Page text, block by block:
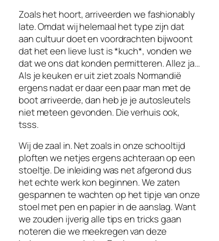
Zoals het hoort, arriveerden we fashionably
late. Omdat wij helemaal het type zijn dat
aan cultuur doet en voordrachten bijwoont
dat het een lieve lust is *kuch*, vonden we
dat we ons dat konden permitteren. Allez ja…
Als je keuken er uit ziet zoals Normandië
ergens nadat er daar een paar man met de
boot arriveerde, dan heb je je autosleutels
niet meteen gevonden. Die verhuis ook,
tsss.
Wij de zaal in. Net zoals in onze schooltijd
ploften we netjes ergens achteraan op een
stoeltje. De inleiding was net afgerond dus
het echte werk kon beginnen. We zaten
gespannen te wachten op het tipje van onze
stoel met pen en papier in de aanslag. Want
we zouden ijverig alle tips en tricks gaan
noteren die we meekregen van deze